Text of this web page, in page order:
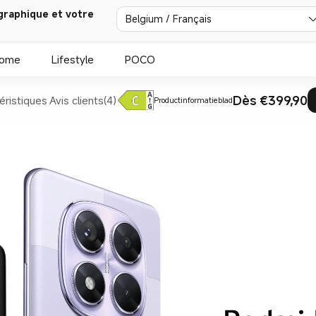
et votre Belgium / Français
Lifestyle POCO
Avis clients(4) ProductinformatiebladDès €399,90